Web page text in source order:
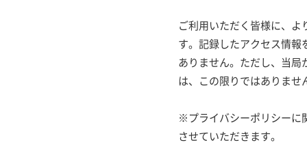
ご利用いただく皆様に、
す。記録したアクセス情
ありません。ただし、当
は、この限りではありませ
※プライバシーポリシーに
させていただきます。